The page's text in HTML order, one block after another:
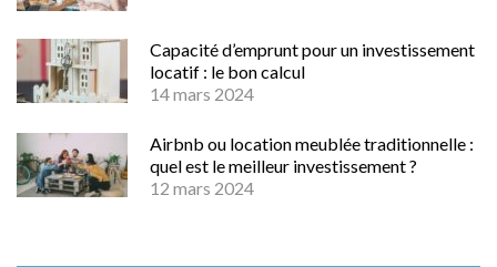
Capacité d’emprunt pour un investissement
locatif : le bon calcul
14 mars 2024
Airbnb ou location meublée traditionnelle :
quel est le meilleur investissement ?
12 mars 2024